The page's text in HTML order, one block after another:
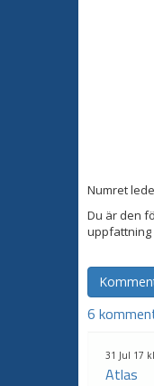
Numret
Du är den
uppfattning
6
31 Jul 17
Atlas